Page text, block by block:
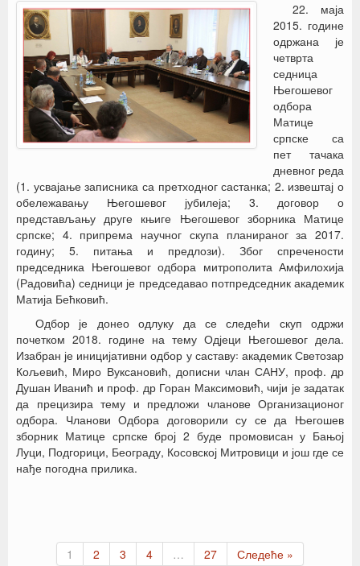
22. маја
2015. године
одржана је
четврта
седница
Његошевог
одбора
Матице
српске са
пет тачака
дневног реда
(1. усвајање записника са претходног састанка; 2. извештај о
обележавању Његошевог јубилеја; 3. договор о
представљању друге књиге Његошевог зборника Матице
српске; 4. припрема научног скупа планираног за 2017.
годину; 5. питања и предлози). Због спречености
председника Његошевог одбора митрополита Амфилохија
(Радовића) седници је председавао потпредседник академик
Матија Бећковић.
Одбор је донео одлуку да се следећи скуп одржи
почетком 2018. године на тему Одјеци Његошевог дела.
Изабран је иницијативни одбор у саставу꞉ академик Светозар
Кољевић, Миро Вуксановић, дописни члан САНУ, проф. др
Душан Иванић и проф. др Горан Максимовић, чији је задатак
да прецизира тему и предложи чланове Организационог
одбора. Чланови Одбора договорили су се да Његошев
зборник Матице српске број 2 буде промовисан у Бањој
Луци, Подгорици, Београду, Косовској Митровици и још где се
нађе погодна прилика.
1 2 3 4 … 27 Следеће »